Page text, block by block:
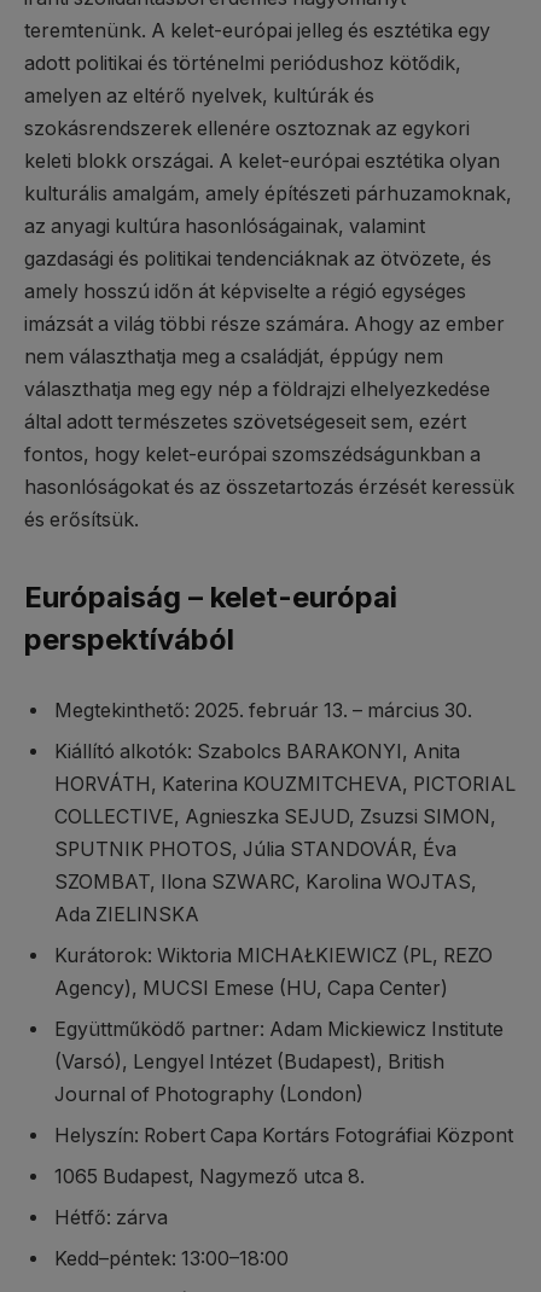
teremtenünk. A kelet-európai jelleg és esztétika egy
adott politikai és történelmi periódushoz kötődik,
amelyen az eltérő nyelvek, kultúrák és
szokásrendszerek ellenére osztoznak az egykori
keleti blokk országai. A kelet-európai esztétika olyan
kulturális amalgám, amely építészeti párhuzamoknak,
az anyagi kultúra hasonlóságainak, valamint
gazdasági és politikai tendenciáknak az ötvözete, és
amely hosszú időn át képviselte a régió egységes
imázsát a világ többi része számára. Ahogy az ember
nem választhatja meg a családját, éppúgy nem
választhatja meg egy nép a földrajzi elhelyezkedése
által adott természetes szövetségeseit sem, ezért
fontos, hogy kelet-európai szomszédságunkban a
hasonlóságokat és az összetartozás érzését keressük
és erősítsük.
Európaiság – kelet-európai
perspektívából
Megtekinthető: 2025. február 13. – március 30.
Kiállító alkotók: Szabolcs BARAKONYI, Anita
HORVÁTH, Katerina KOUZMITCHEVA, PICTORIAL
COLLECTIVE, Agnieszka SEJUD, Zsuzsi SIMON,
SPUTNIK PHOTOS, Júlia STANDOVÁR, Éva
SZOMBAT, Ilona SZWARC, Karolina WOJTAS,
Ada ZIELINSKA
Kurátorok: Wiktoria MICHAŁKIEWICZ (PL, REZO
Agency), MUCSI Emese (HU, Capa Center)
Együttműködő partner: Adam Mickiewicz Institute
(Varsó), Lengyel Intézet (Budapest), British
Journal of Photography (London)
Helyszín: Robert Capa Kortárs Fotográfiai Központ
1065 Budapest, Nagymező utca 8.
Hétfő: zárva
Kedd–péntek: 13:00–18:00